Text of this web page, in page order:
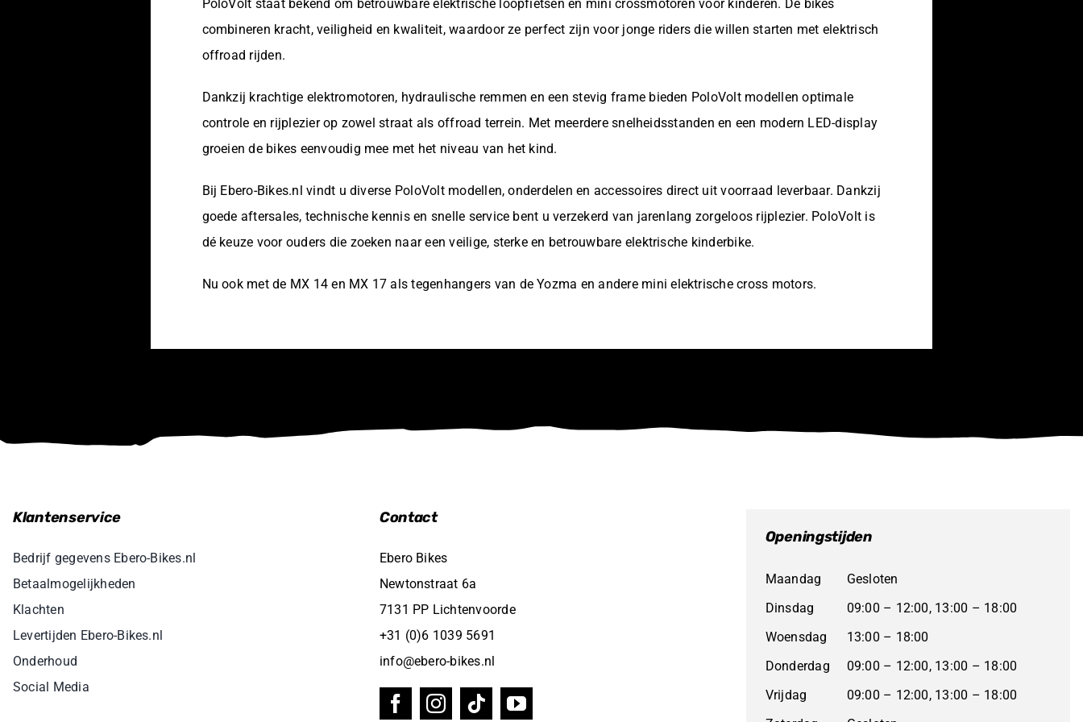
PoloVolt staat bekend om betrouwbare elektrische loopfietsen en mini crossmotoren voor kinderen. De bikes
combineren kracht, veiligheid en kwaliteit, waardoor ze perfect zijn voor jonge riders die willen starten met elektrisch
offroad rijden.
Dankzij krachtige elektromotoren, hydraulische remmen en een stevig frame bieden PoloVolt modellen optimale
controle en rijplezier op zowel straat als offroad terrein. Met meerdere snelheidsstanden en een modern LED-display
groeien de bikes eenvoudig mee met het niveau van het kind.
Bij Ebero-Bikes.nl vindt u diverse PoloVolt modellen, onderdelen en accessoires direct uit voorraad leverbaar. Dankzij
goede aftersales, technische kennis en snelle service bent u verzekerd van jarenlang zorgeloos rijplezier. PoloVolt is
dé keuze voor ouders die zoeken naar een veilige, sterke en betrouwbare elektrische kinderbike.
Nu ook met de MX 14 en MX 17 als tegenhangers van de Yozma en andere mini elektrische cross motors.
Klantenservice
Bedrijf gegevens Ebero-Bikes.nl
Betaalmogelijkheden
Klachten
Levertijden Ebero-Bikes.nl
Onderhoud
Social Media
Contact
Ebero Bikes
Newtonstraat 6a
7131 PP Lichtenvoorde
+31 (0)6 1039 5691
info@ebero-bikes.nl
Openingstijden
Maandag
Gesloten
Dinsdag
09:00 – 12:00, 13:00 – 18:00
Woensdag
13:00 – 18:00
Donderdag
09:00 – 12:00, 13:00 – 18:00
Vrijdag
09:00 – 12:00, 13:00 – 18:00